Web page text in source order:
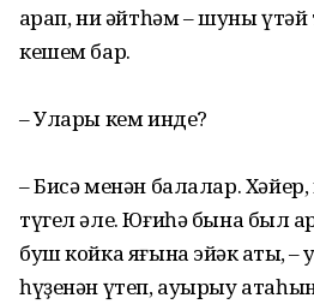
ҡарап, ни әйтһәм – шуны үтәй
кешем бар.
– Улары кем инде?
– Бисә менән балалар.
түгел әле. Юғиһә бына был
буш койка яғына эйәк ҡаҡты,
һүҙенән үтеп, ауырыу